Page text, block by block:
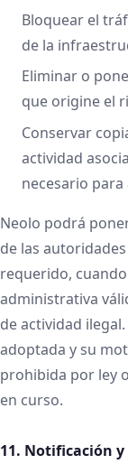
Bloquear el
de la
Eliminar o
que origine el
Conservar
actividad
necesario
Neolo podrá
de las
requerido,
administrativa
de actividad
adoptada y su
prohibida por ley
en curso.
11. Notificación